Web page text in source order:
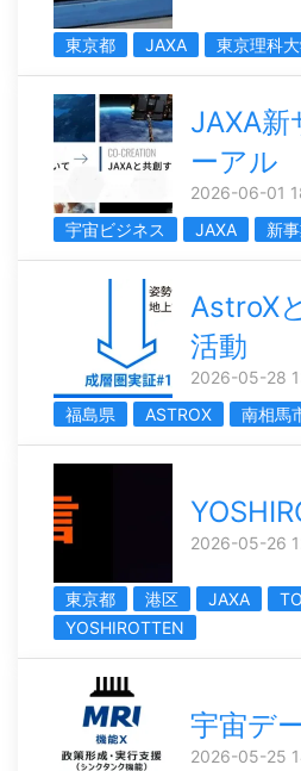
東京都 JAXA 東京理科
JAXA新
ーアル
2026-06-01
宇宙ビジネス
JAXA 新
AstroX
活動
2026-05-28
福島県
ASTROX 南相馬
2026-05-26
東京都 港区 JAXA
YOSHIROTTEN
宇宙デ
2026-05-25